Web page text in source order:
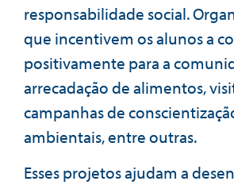
responsabilidade social.
que incentivem os alunos a
positivamente para a
arrecadação de alimentos,
campanhas de
ambientais, entre outras.
Esses projetos ajudam a